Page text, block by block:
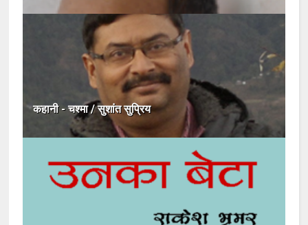
कहानी - चश्मा / सुशांत सुप्रिय